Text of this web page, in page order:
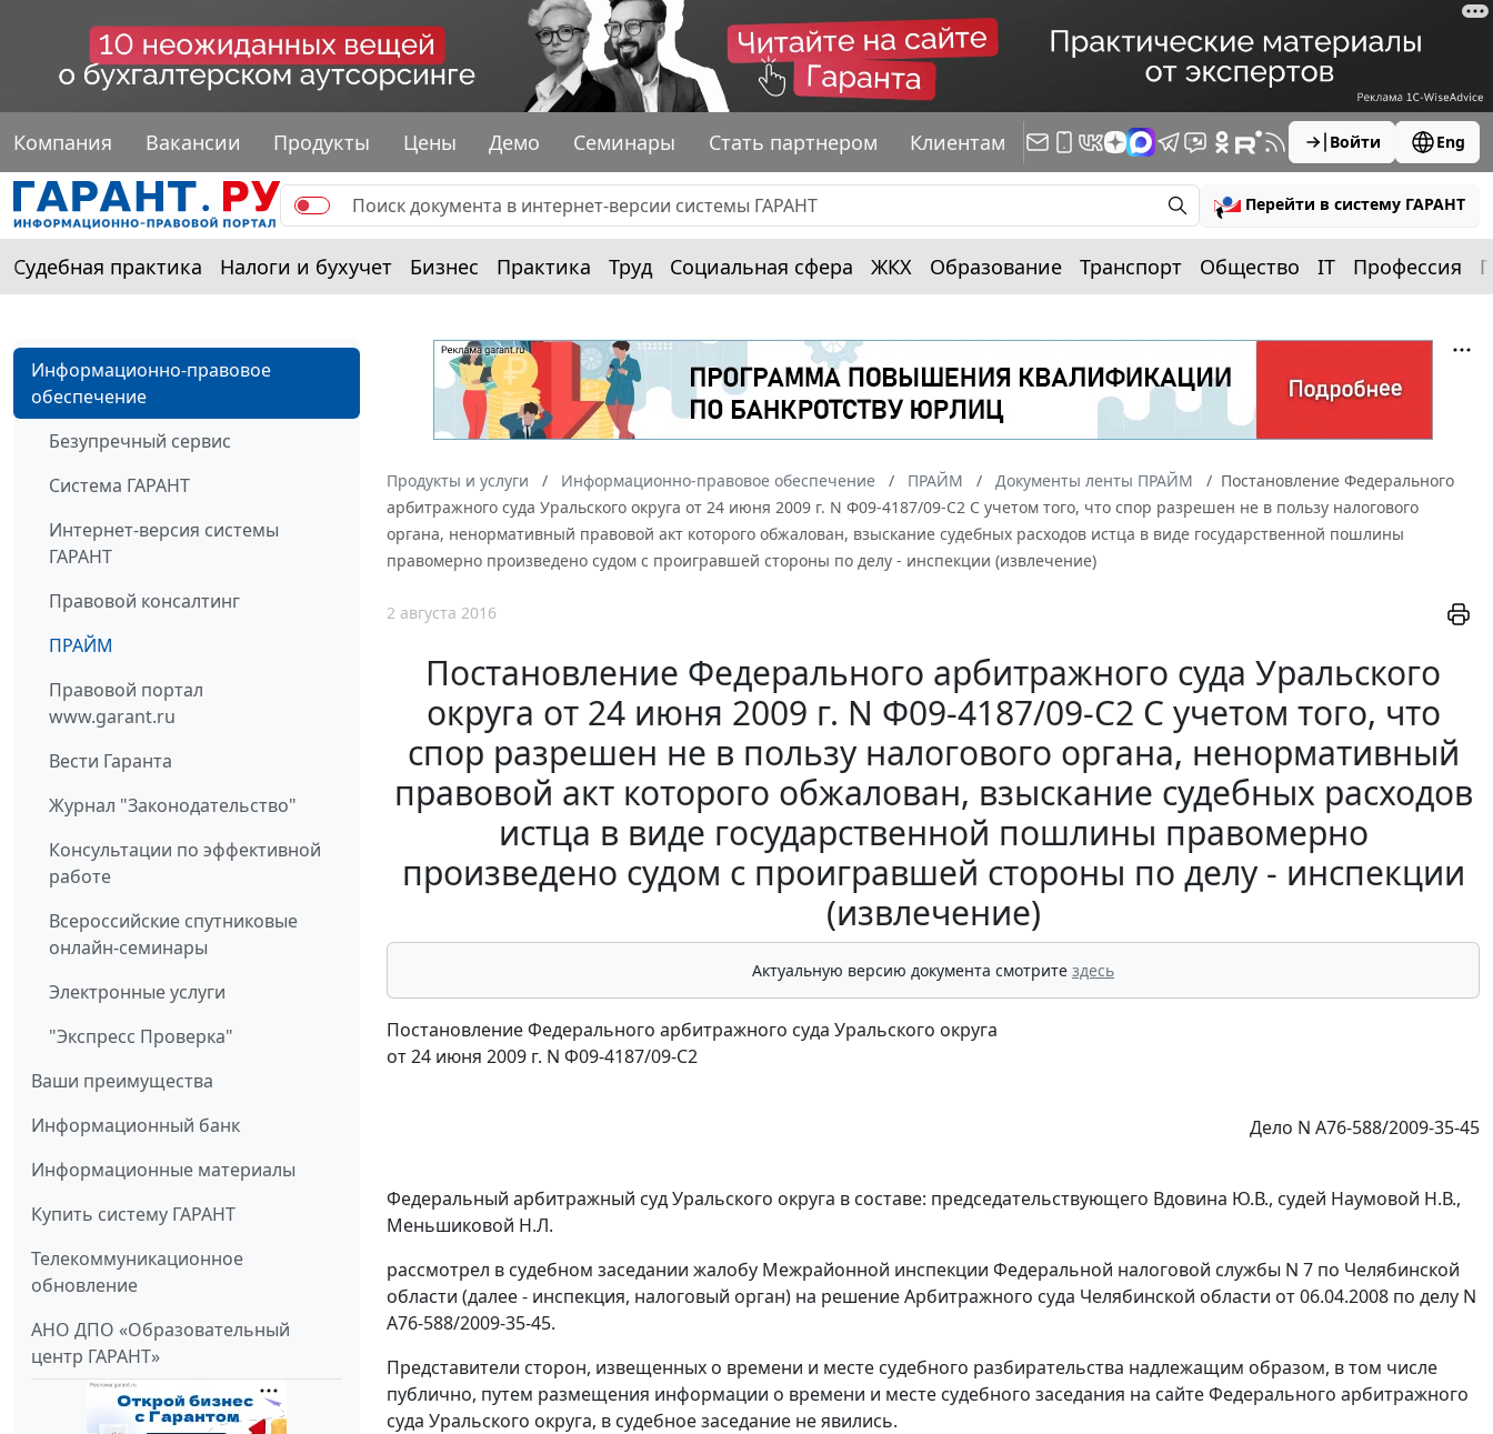
Компания Вакансии Продукты Цены Демо Семинары Стать партнером Клиентам Войти Eng
Перейти в систему ГАРАНТ
Судебная практика Налоги и бухучет Бизнес Практика Труд Социальная сфера ЖКХ Образование Транспорт Общество IT Профессия
Информационно-правовое
обеспечение
Безупречный сервис
Система ГАРАНТ
Интернет-версия системы
ГАРАНТ
Правовой консалтинг
ПРАЙМ
Правовой портал
www.garant.ru
Вести Гаранта
Журнал "Законодательство"
Консультации по эффективной
работе
Всероссийские спутниковые
онлайн-семинары
Электронные услуги
"Экспресс Проверка"
Ваши преимущества
Информационный банк
Информационные материалы
Купить систему ГАРАНТ
Телекоммуникационное
обновление
АНО ДПО «Образовательный
центр ГАРАНТ»
Продукты и услуги Информационно-правовое обеспечение ПРАЙМ Документы ленты ПРАЙМ
Постановление Федерального
арбитражного суда Уральского округа от 24 июня 2009 г. N Ф09-4187/09-С2 С учетом того, что спор разрешен не в пользу налогового
органа, ненормативный правовой акт которого обжалован, взыскание судебных расходов истца в виде государственной пошлины
правомерно произведено судом с проигравшей стороны по делу - инспекции (извлечение)
2 августа 2016
Постановление Федерального арбитражного суда Уральского
округа от 24 июня 2009 г. N Ф09-4187/09-С2 С учетом того, что
спор разрешен не в пользу налогового органа, ненормативный
правовой акт которого обжалован, взыскание судебных расходов
истца в виде государственной пошлины правомерно
произведено судом с проигравшей стороны по делу - инспекции
(извлечение)
Актуальную версию документа смотрите здесь
Постановление Федерального арбитражного суда Уральского округа
от 24 июня 2009 г. N Ф09-4187/09-С2
Дело N А76-588/2009-35-45
Федеральный арбитражный суд Уральского округа в составе: председательствующего Вдовина Ю.В., судей Наумовой Н.В.,
Меньшиковой Н.Л.
рассмотрел в судебном заседании жалобу Межрайонной инспекции Федеральной налоговой службы N 7 по Челябинской
области (далее - инспекция, налоговый орган) на решение Арбитражного суда Челябинской области от 06.04.2008 по делу N
А76-588/2009-35-45.
Представители сторон, извещенных о времени и месте судебного разбирательства надлежащим образом, в том числе
публично, путем размещения информации о времени и месте судебного заседания на сайте Федерального арбитражного
суда Уральского округа, в судебное заседание не явились.